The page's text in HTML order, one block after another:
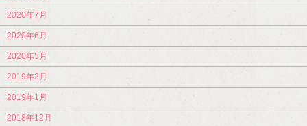
2020年7月
2020年6月
2020年5月
2019年2月
2019年1月
2018年12月